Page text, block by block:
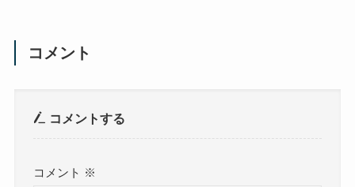
コメント
コメントする
コメント ※